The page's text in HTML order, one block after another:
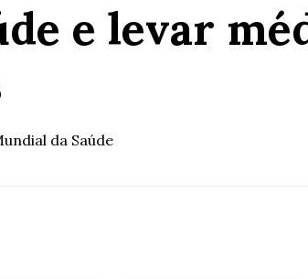
e levar
da Saúde